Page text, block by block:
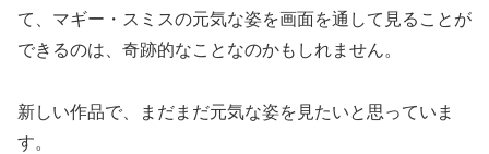
て、マギー・スミスの元気な姿を画面を通して見ることが
できるのは、奇跡的なことなのかもしれません。
新しい作品で、まだまだ元気な姿を見たいと思っていま
す。